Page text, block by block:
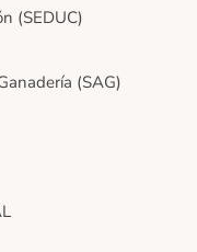
(SEDUC)
(SAG)